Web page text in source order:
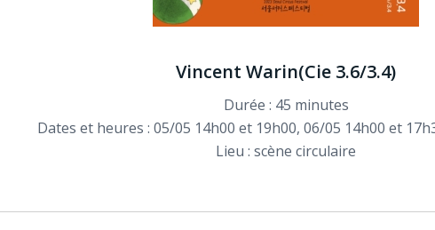
Vincent Warin(Cie 3.6/3.4)
Durée : 45 minutes
Dates et heures : 05/05 14h00 et 19h00, 06/05 14h00 et
Lieu : scène circulaire